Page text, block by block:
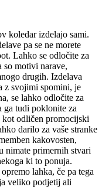
koledar izdelajo sami.
pa se ne morete
Lahko se odločite za
so motivi narave,
drugih. Izdelava
z svojimi spomini, je
se lahko odločite za
ga tudi poklonite za
odličen promocijski
darilo za vaše stranke
kakovosten,
nimate primernih stvari
ki to ponuja.
lahka, če pa tega
veliko podjetij ali